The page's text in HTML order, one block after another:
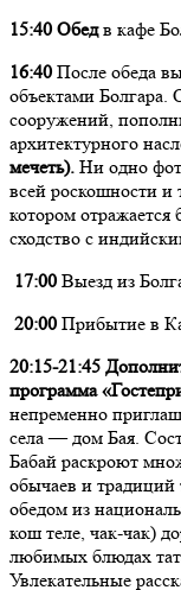
15:40 Обедв кафе
16:40 После обеда
объектами Болгара.
сооружений,
архитектурного
мечеть). Ни одно
всей роскошности и
котором отражается
сходство с
17:00 Выезд из
20:00 Прибытие в
20:15-21:45
программа
непременно
села — дом Бая.
Бабай раскроют
обычаев и традиций
обедом из
кош теле, чак-чак)
любимых блюдах
Увлекательные